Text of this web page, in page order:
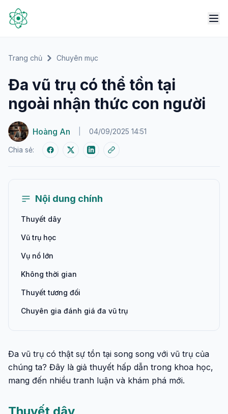
Trang chủ Chuyên mục
Đa vũ trụ có thể tồn tại
ngoài nhận thức con người
Hoàng An 04/09/2025 14:51
Chia sẻ:
Nội dung chính
Thuyết dây
Vũ trụ học
Vụ nổ lớn
Không thời gian
Thuyết tương đối
Chuyên gia đánh giá đa vũ trụ
Đa vũ trụ có thật sự tồn tại song song với vũ trụ của
chúng ta? Đây là giả thuyết hấp dẫn trong khoa học,
mang đến nhiều tranh luận và khám phá mới.